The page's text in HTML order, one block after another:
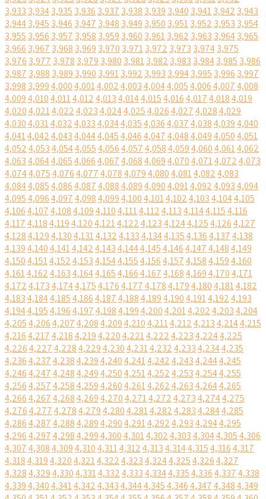
3,933 3,9343,935 3,936 3,937 3,938 3,939 3,940 3,9413,942 3,943
3,9443,945 3,946 3,947 3,948 3,949 3,950 3,9513,952 3,953 3,954
3,955 3,956 3,957 3,958 3,959 3,960 3,9613,962 3,963 3,9643,965
3,966 3,967 3,968 3,969 3,970 3,9713,972 3,973 3,9743,975
3,976 3,977 3,978 3,979 3,980 3,9813,982 3,983 3,9843,985 3,986
3,987 3,988 3,989 3,990 3,9913,992 3,993 3,9943,995 3,996 3,997
3,998 3,9994,0004,0014,0024,0034,0044,0054,0064,0074,008
4,0094,0104,0114,0124,0134,0144,0154,0164,0174,0184,019
4,0204,0214,0224,0234,0244,0254,0264,0274,0284,029
4,0304,0314,0324,0334,0344,0354,0364,0374,0384,0394,040
4,0414,0424,0434,0444,0454,0464,0474,0484,0494,0504,051
4,0524,0534,0544,0554,0564,0574,0584,0594,0604,0614,062
4,0634,0644,0654,0664,0674,0684,0694,0704,0714,0724,073
4,0744,0754,0764,0774,0784,0794,0804,0814,0824,083
4,0844,0854,0864,0874,0884,0894,0904,0914,0924,0934,094
4,0954,0964,0974,0984,0994,1004,1014,1024,1034,1044,105
4,1064,1074,1084,1094,1104,1114,1124,1134,1144,1154,116
4,1174,1184,1194,1204,1214,1224,1234,1244,1254,1264,127
4,1284,1294,1304,1314,1324,1334,1344,1354,1364,1374,138
4,1394,1404,1414,1424,1434,1444,1454,1464,1474,1484,149
4,1504,1514,1524,1534,1544,1554,1564,1574,1584,1594,160
4,1614,1624,1634,1644,1654,1664,1674,1684,1694,1704,171
4,1724,1734,1744,1754,1764,1774,1784,1794,1804,1814,182
4,1834,1844,1854,1864,1874,1884,1894,1904,1914,1924,193
4,1944,1954,1964,1974,1984,1994,2004,2014,2024,2034,204
4,2054,2064,2074,2084,2094,2104,2114,2124,2134,2144,215
4,2164,2174,2184,2194,2204,2214,2224,2234,2244,225
4,2264,2274,2284,2294,2304,2314,2324,2334,2344,235
4,2364,2374,2384,2394,2404,2414,2424,2434,2444,245
4,2464,2474,2484,2494,2504,2514,2524,2534,2544,255
4,2564,2574,2584,2594,2604,2614,2624,2634,2644,265
4,2664,2674,2684,2694,2704,2714,2724,2734,2744,275
4,2764,2774,2784,2794,2804,2814,2824,2834,2844,285
4,2864,2874,2884,2894,2904,2914,2924,2934,2944,295
4,2964,2974,2984,2994,3004,3014,3024,3034,3044,3054,306
4,3074,3084,3094,3104,3114,3124,3134,3144,3154,3164,317
4,3184,3194,3204,3214,3224,3234,3244,3254,3264,327
4,3284,3294,3304,3314,3324,3334,3344,3354,3364,3374,338
4,3394,3404,3414,3424,3434,3444,3454,3464,3474,3484,349